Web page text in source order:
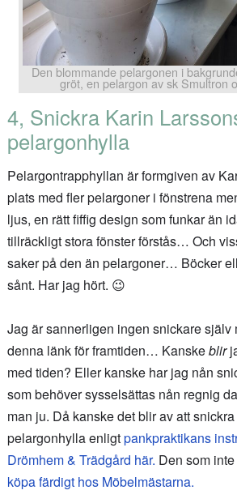
Den blommande pelargonen i
gröt, en pelargon av sk Smultron
4, Snickra Karin
pelargonhylla
Pelargontrapphyllan är formgiven av
plats med fler pelargoner i fönstrena
ljus, en rätt fiffig design som funkar än
tillräckligt stora fönster förstås… Och
saker på den än pelargoner… Böcker
sånt. Har jag hört. 😉
Jag är sannerligen ingen snickare själv
denna länk för framtiden… Kanskeblir
med tiden? Eller kanske har jag nån
som behöver sysselsättas nån regnig
man ju. Då kanske det blir av att
pelargonhylla enligtpankpraktikans
Drömhem & Trädgård här. Den som
köpa färdigt hos Möbelmästarna.